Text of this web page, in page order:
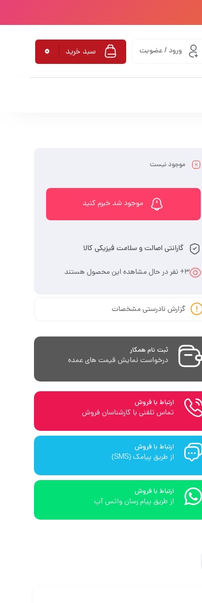
ورود / عضویت سبد خرید 0
موجود نیست
موجود شد خبرم کنید
گارانتی اصالت و سلامت فیزیکی کالا
3+ نفر در حال مشاهده این محصول هستند
گزارش نادرستی مشخصات
ثبت نام همکار
درخواست نمایش قیمت های عمده
ارتباط با فروش
تماس تلفنی با کارشناسان فروش
ارتباط با فروش
از طریق پیامک (SMS)
ارتباط با فروش
از طریق پیام رسان واتس آپ